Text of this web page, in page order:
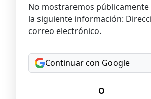
No mostraremos
la siguiente información:
correo electrónico.
Continuar con Google
O